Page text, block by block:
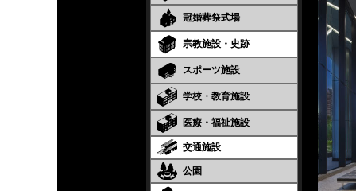
冠婚葬祭式場
宗教施設・史跡
スポーツ施設
学校・教育施設
医療・福祉施設
交通施設
公園